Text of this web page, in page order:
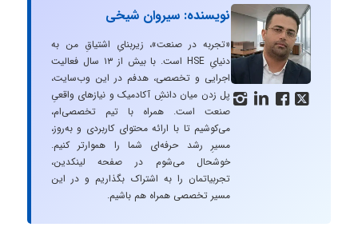
   
نویسنده: سیروان شیخی
«تجربه در صنعت»، زیربنایِ اشتیاقِ من به
دنیایِ HSE است. با بیش از ۱۳ سال فعالیت
اجرایی و تخصصی، هدفم در این وب‌سایت،
پل زدن میان دانشِ آکادمیک و نیازهای واقعیِ
صنعت است. همراه با تیم تخصصی‌ام،
می‌کوشیم تا با ارائه محتوای کاربردی و به‌روز،
مسیرِ رشد حرفه‌ای شما را هموارتر کنیم.
خوشحال می‌شوم در صفحه لینکدین،
تجربیاتمان را به اشتراک بگذاریم و در این
مسیر تخصصی همراه هم باشیم.